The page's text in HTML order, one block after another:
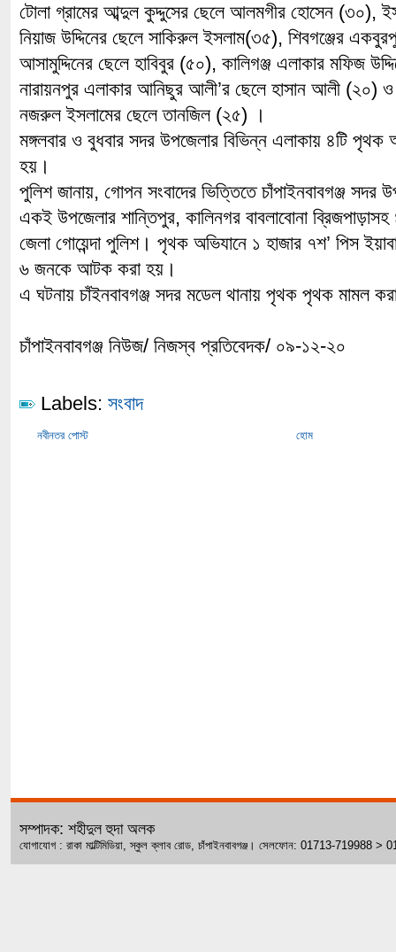
টোলা গ্রামের আব্দুল কুদ্দুসের ছেলে আলমগীর হোসেন (৩০),
নিয়াজ উদ্দিনের ছেলে সাকিরুল ইসলাম(৩৫), শিবগঞ্জের
আসামুদ্দিনের ছেলে হাবিবুর (৫০), কালিগঞ্জ এলাকার মফিজ
নারায়নপুর এলাকার আনিছুর আলী’র ছেলে হাসান আলী (২০)
নজরুল ইসলামের ছেলে তানজিল (২৫) ।
মঙ্গলবার ও বুধবার সদর উপজেলার বিভিন্ন এলাকায় ৪টি পৃথক
হয়।
পুলিশ জানায়, গোপন সংবাদের ভিত্তিতে চাঁপাইনবাবগঞ্জ সদর
একই উপজেলার শান্তিপুর, কালিনগর বাবলাবোনা ব্রিজপাড়াসহ
জেলা গোয়েন্দা পুলিশ। পৃথক অভিযানে ১ হাজার ৭শ’ পিস
৬ জনকে আটক করা হয়।
এ ঘটনায় চাঁইনবাবগঞ্জ সদর মডেল থানায় পৃথক পৃথক মামল
চাঁপাইনবাবগঞ্জ নিউজ/ নিজস্ব প্রতিবেদক/ ০৯-১২-২০
Labels: সংবাদ
নবীনতর পোস্ট হোম
সম্পাদক: শহীদুল হুদা অলক
যোগাযোগ : রাকা মাল্টিমিডিয়া, স্কুল ক্লাব রোড, চাঁপাইনবাবগঞ্জ। সেলফোন: 01713-